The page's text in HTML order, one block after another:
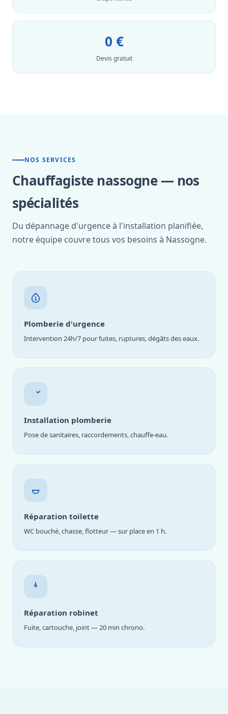
0 €
Devis gratuit
NOS SERVICES
Chauffagiste nassogne — nos
spécialités
Du dépannage d'urgence à l'installation planifiée,
notre équipe couvre tous vos besoins à Nassogne.
Plomberie d'urgence
Intervention 24h/7 pour fuites, ruptures, dégâts des eaux.
Installation plomberie
Pose de sanitaires, raccordements, chauffe-eau.
Réparation toilette
WC bouché, chasse, flotteur — sur place en 1 h.
Réparation robinet
Fuite, cartouche, joint — 20 min chrono.